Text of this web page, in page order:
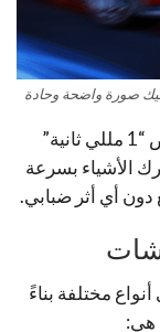
بالمقابل، الشاشة ذات زمن استجابة منخفض “1 مللي ثانية”
الأشياء بسرعة
دون أي أثر ضبابي.
مختلفة بناءً
هي: